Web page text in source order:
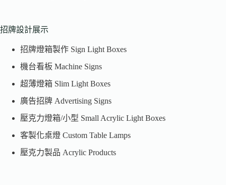
招牌設計展示
招牌燈箱製作 Sign Light Boxes
機台看板 Machine Signs
超薄燈箱 Slim Light Boxes
廣告招牌 Advertising Signs
壓克力燈箱/小型 Small Acrylic Light Boxes
客製化桌燈 Custom Table Lamps
壓克力製品 Acrylic Products